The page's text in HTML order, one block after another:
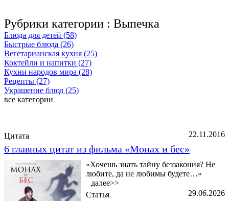
Рубрики категории : Выпечка
Блюда для детей (58)
Быстрые блюда (26)
Вегетарианская кухня (25)
Коктейли и напитки (27)
Кухни народов мира (28)
Рецепты (27)
Украшение блюд (25)
все категории
22.11.2016
Цитата
6 главных цитат из фильма «Монах и бес»
«Хочешь знать тайну беззакония? Не
любите, да не любимы будете…»
далее>>
29.06.2026
Статья